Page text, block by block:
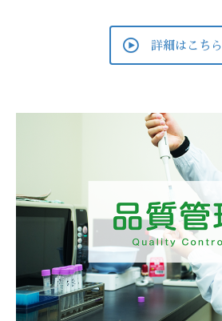
詳細はこちら